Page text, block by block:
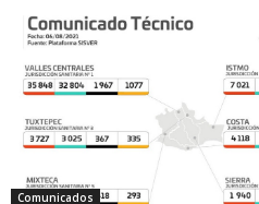
Comunicados